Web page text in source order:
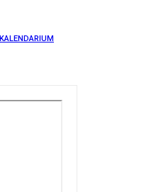
KALENDARIUM